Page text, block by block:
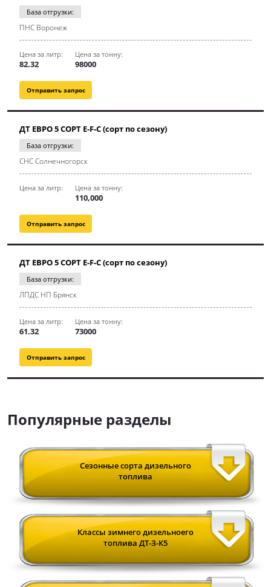
Отправить запрос
База отгрузки:
ПНС Воронеж
Цена за литр:
82.32
Цена за тонну:
98000
Отправить запрос
ДТ ЕВРО 5 СОРТ E-F-C (сорт по сезону)
База отгрузки:
СНС Солнечногорск
Цена за литр: Цена за тонну:
110,000
Отправить запрос
ДТ ЕВРО 5 СОРТ E-F-C (сорт по сезону)
База отгрузки:
ЛПДС НП Брянск
Цена за литр:
61.32
Цена за тонну:
73000
Популярные разделы
Сезонные сорта дизельного
топлива
Классы зимнего дизельноего
топлива ДТ-З-К5